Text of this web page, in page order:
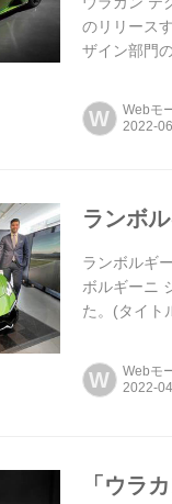
のリリース
ザイン部門
W Webモ
ランボ
ランボルギ
ボルギーニ
た。(タイト
W Webモ
「ウラ